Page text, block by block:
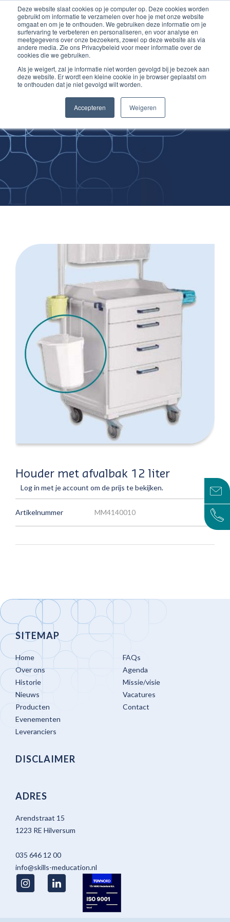
Deze website slaat cookies op je computer op. Deze cookies worden
gebruikt om informatie te verzamelen over hoe je met onze website
omgaat en om je te onthouden. We gebruiken deze informatie om je
surfervaring te verbeteren en personaliseren, en voor analyse en
meetgegevens over onze bezoekers, zowel op deze website als via
andere media. Zie ons Privacybeleid voor meer informatie over de
cookies die we gebruiken.
Als je weigert, zal je informatie niet worden gevolgd bij je bezoek aan
deze website. Er wordt een kleine cookie in je browser geplaatst om
te onthouden dat je niet gevolgd wilt worden.
Accepteren Weigeren
Inloggen account
Ga
naar
de
inhoud
Improving
Medical Skills
Houder met afvalbak 12 liter
Log in met je account om de prijs te bekijken.
Artikelnummer MM4140010
SITEMAP
Home
Over ons
Historie
Nieuws
Producten
Evenementen
Leveranciers
FAQs
Agenda
Missie/visie
Vacatures
Contact
DISCLAIMER
ADRES
Arendstraat 15
1223 RE Hilversum
035 646 12 00
info@skills-meducation.nl